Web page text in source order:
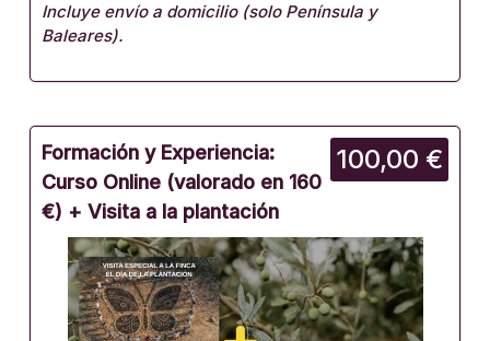
Incluye envío a domicilio (solo Península y
Baleares).
100,00 €
Formación y Experiencia:
Curso Online (valorado en 160
€) + Visita a la plantación